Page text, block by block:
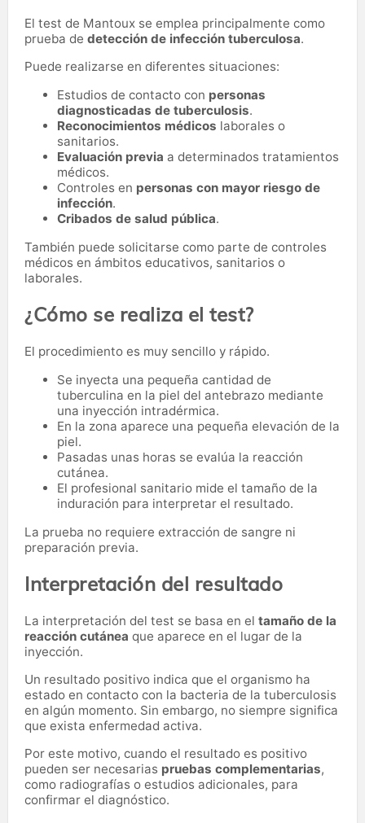
El test de Mantoux se emplea principalmente como
prueba de detección de infección tuberculosa.
Puede realizarse en diferentes situaciones:
Estudios de contacto con personas
diagnosticadas de tuberculosis.
Reconocimientos médicos laborales o
sanitarios.
Evaluación previa a determinados tratamientos
médicos.
Controles en personas con mayor riesgo de
infección.
Cribados de salud pública.
También puede solicitarse como parte de controles
médicos en ámbitos educativos, sanitarios o
laborales.
¿Cómo se realiza el test?
El procedimiento es muy sencillo y rápido.
Se inyecta una pequeña cantidad de
tuberculina en la piel del antebrazo mediante
una inyección intradérmica.
En la zona aparece una pequeña elevación de la
piel.
Pasadas unas horas se evalúa la reacción
cutánea.
El profesional sanitario mide el tamaño de la
induración para interpretar el resultado.
La prueba no requiere extracción de sangre ni
preparación previa.
Interpretación del resultado
La interpretación del test se basa en el tamaño de la
reacción cutánea que aparece en el lugar de la
inyección.
Un resultado positivo indica que el organismo ha
estado en contacto con la bacteria de la tuberculosis
en algún momento. Sin embargo, no siempre significa
que exista enfermedad activa.
Por este motivo, cuando el resultado es positivo
pueden ser necesarias pruebas complementarias,
como radiografías o estudios adicionales, para
confirmar el diagnóstico.